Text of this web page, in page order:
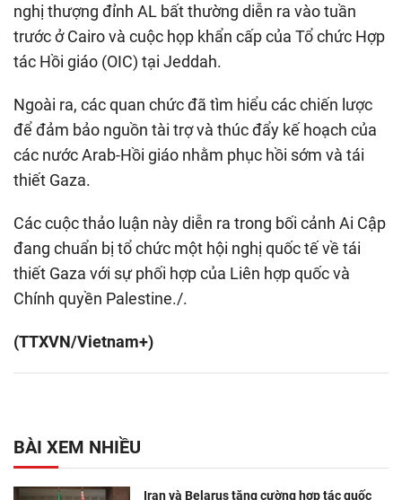
nghị thượng đỉnh AL bất thường diễn ra vào tuần
trước ở Cairo và cuộc họp khẩn cấp của Tổ chức Hợp
tác Hồi giáo (OIC) tại Jeddah.
Ngoài ra, các quan chức đã tìm hiểu các chiến lược
để đảm bảo nguồn tài trợ và thúc đẩy kế hoạch của
các nước Arab-Hồi giáo nhằm phục hồi sớm và tái
thiết Gaza.
Các cuộc thảo luận này diễn ra trong bối cảnh Ai Cập
đang chuẩn bị tổ chức một hội nghị quốc tế về tái
thiết Gaza với sự phối hợp của Liên hợp quốc và
Chính quyền Palestine./.
(TTXVN/Vietnam+)
BÀI XEM NHIỀU
Iran và Belarus tăng cường hợp tác quốc